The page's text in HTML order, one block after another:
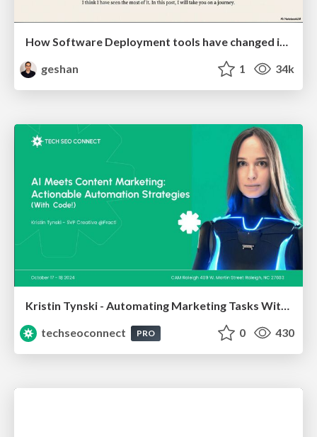
How Software Deployment tools have changed in the past 20 years
geshan
1 34k
Kristin Tynski - Automating Marketing Tasks With AI
techseoconnect
PRO 0 430